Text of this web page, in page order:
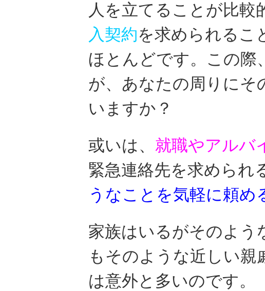
人を立てることが比較
入契約を求められるこ
ほとんどです。この際、
が、あなたの周りにそ
いますか？
或いは、 就職やアルバ
緊急連絡先を求められ
うなことを気軽に頼め
家族はいるがそのよう
もそのような近しい親
は意外と多いのです。